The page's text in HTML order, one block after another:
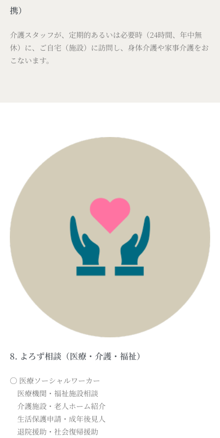
携）
介護スタッフが、定期的あるいは必要時（24時間、年中無
休）に、ご自宅（施設）に訪問し、身体介護や家事介護をお
こないます。
8. よろず相談（医療・介護・福祉）
〇 医療ソーシャルワーカー
医療機関・福祉施設相談
介護施設・老人ホーム紹介
生活保護申請・成年後見人
退院援助・社会復帰援助